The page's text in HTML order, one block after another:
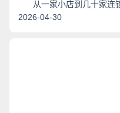
从一家小店到几十家连
2026-04-30